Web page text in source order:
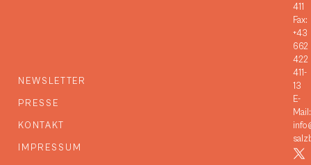
NEWSLETTER
PRESSE
KONTAKT
IMPRESSUM
411
Fax:
+43
662
422
411-
13
E-
Mail: